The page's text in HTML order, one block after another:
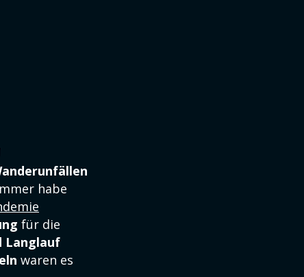
habe
für die
Langlauf
waren es